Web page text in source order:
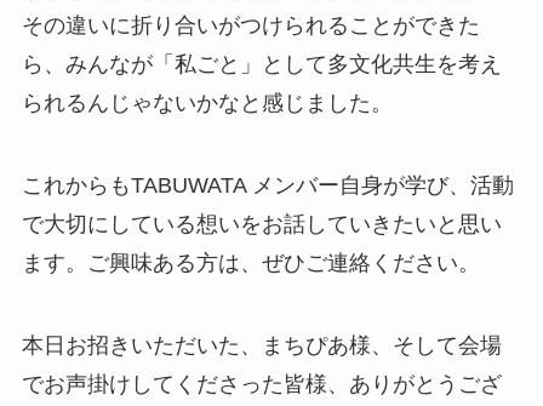
その違いに折り合いがつけられることができた
ら、みんなが「私ごと」として多文化共生を考え
られるんじゃないかなと感じました。
これからもTABUWATA メンバー自身が学び、活動
で大切にしている想いをお話していきたいと思い
ます。ご興味ある方は、ぜひご連絡ください。
本日お招きいただいた、まちぴあ様、そして会場
でお声掛けしてくださった皆様、ありがとうござ